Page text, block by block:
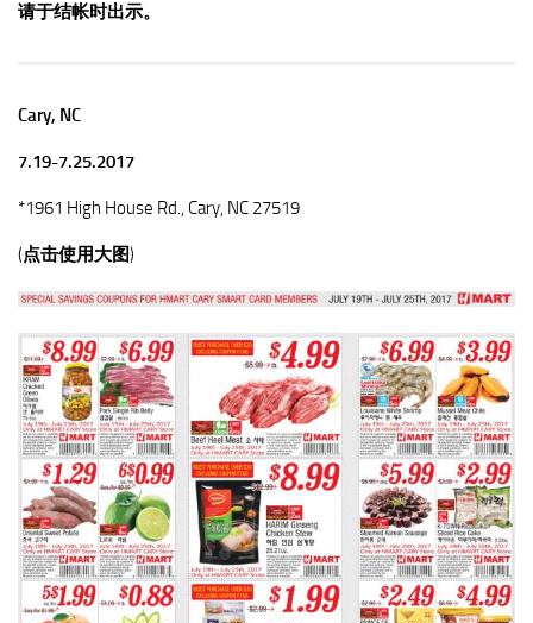
请于结帐时出示。
Cary, NC
7.19-7.25.2017
*1961 High House Rd., Cary, NC 27519
(点击使用大图)